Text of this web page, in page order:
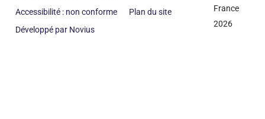
Accessibilité : non conforme
Plan du site
Développé par Novius
France
2026